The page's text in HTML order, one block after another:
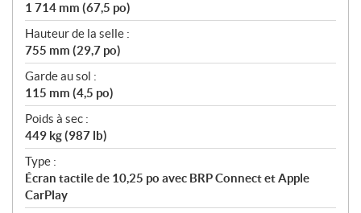
1 714 mm (67,5 po)
Hauteur de la selle :
755 mm (29,7 po)
Garde au sol :
115 mm (4,5 po)
Poids à sec :
449 kg (987 lb)
Type :
Écran tactile de 10,25 po avec BRP Connect et Apple
CarPlay